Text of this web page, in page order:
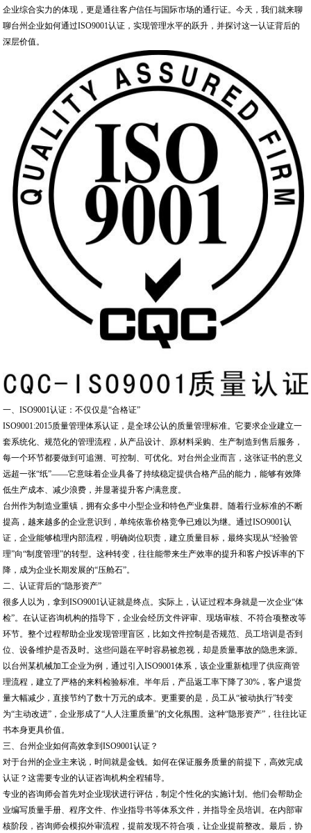
企业综合实力的体现，更是通往客户信任与国际市场的通行证。今天，我们就来聊
聊台州企业如何通过ISO9001认证，实现管理水平的跃升，并探讨这一认证背后的
深层价值。
一、ISO9001认证：不仅仅是“合格证”
ISO9001:2015质量管理体系认证，是全球公认的质量管理标准。它要求企业建立一
套系统化、规范化的管理流程，从产品设计、原材料采购、生产制造到售后服务，
每一个环节都要做到可追溯、可控制、可优化。对台州企业而言，这张证书的意义
远超一张“纸”——它意味着企业具备了持续稳定提供合格产品的能力，能够有效降
低生产成本、减少浪费，并显著提升客户满意度。
台州作为制造业重镇，拥有众多中小型企业和特色产业集群。随着行业标准的不断
提高，越来越多的企业意识到，单纯依靠价格竞争已难以为继。通过ISO9001认
证，企业能够梳理内部流程，明确岗位职责，建立质量目标，最终实现从“经验管
理”向“制度管理”的转型。这种转变，往往能带来生产效率的提升和客户投诉率的下
降，成为企业长期发展的“压舱石”。
二、认证背后的“隐形资产”
很多人以为，拿到ISO9001认证就是终点。实际上，认证过程本身就是一次企业“体
检”。在认证咨询机构的指导下，企业会经历文件评审、现场审核、不符合项整改等
环节。整个过程帮助企业发现管理盲区，比如文件控制是否规范、员工培训是否到
位、设备维护是否及时。这些问题在平时容易被忽视，却是质量事故的隐患来源。
以台州某机械加工企业为例，通过引入ISO9001体系，该企业重新梳理了供应商管
理流程，建立了严格的来料检验标准。半年后，产品返工率下降了30%，客户退货
量大幅减少，直接节约了数十万元的成本。更重要的是，员工从“被动执行”转变
为“主动改进”，企业形成了“人人注重质量”的文化氛围。这种“隐形资产”，往往比证
书本身更具价值。
三、台州企业如何高效拿到ISO9001认证？
对于台州的企业主来说，时间就是金钱。如何在保证服务质量的前提下，高效完成
认证？这需要专业的认证咨询机构全程辅导。
专业的咨询师会首先对企业现状进行评估，制定个性化的实施计划。他们会帮助企
业编写质量手册、程序文件、作业指导书等体系文件，并指导全员培训。在内部审
核阶段，咨询师会模拟外审流程，提前发现不符合项，让企业提前整改。最后，协